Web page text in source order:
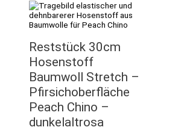
Reststück 30cm
Hosenstoff
Baumwoll Stretch –
Pfirsichoberfläche
Peach Chino –
dunkelaltrosa